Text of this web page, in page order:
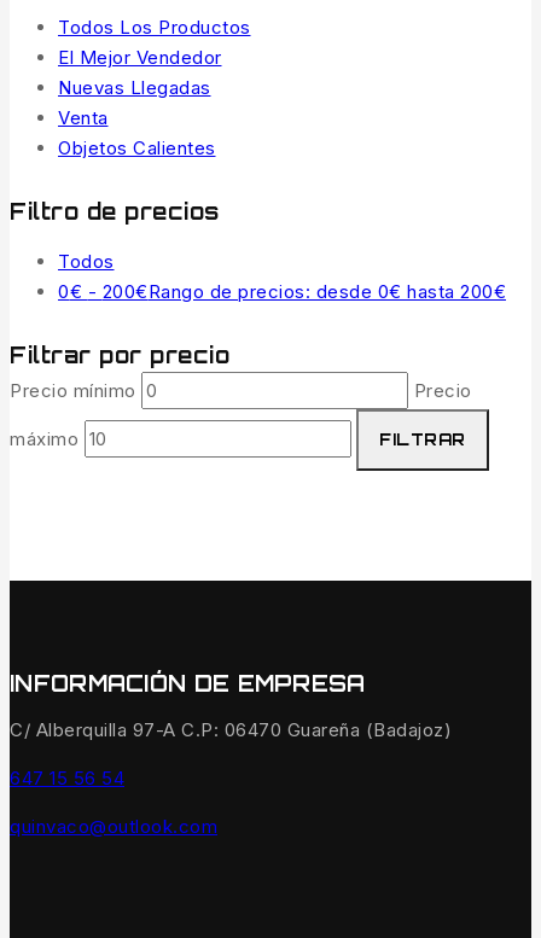
Todos Los Productos
El Mejor Vendedor
Nuevas Llegadas
Venta
Objetos Calientes
Filtro de precios
Todos
0€ - 200€Rango de precios: desde 0€ hasta 200€
Filtrar por precio
Precio mínimo Precio
máximo FILTRAR
INFORMACIÓN DE EMPRESA
C/ Alberquilla 97-A C.P: 06470 Guareña (Badajoz)
647 15 56 54
quinvaco@outlook.com